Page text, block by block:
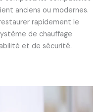
anciens ou modernes.
rapidement le
de chauffage
et de sécurité.